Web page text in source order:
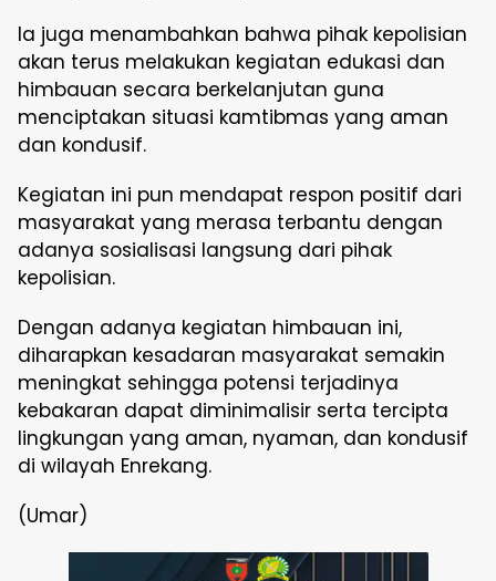
Ia juga menambahkan bahwa pihak kepolisian
akan terus melakukan kegiatan edukasi dan
himbauan secara berkelanjutan guna
menciptakan situasi kamtibmas yang aman
dan kondusif.
Kegiatan ini pun mendapat respon positif dari
masyarakat yang merasa terbantu dengan
adanya sosialisasi langsung dari pihak
kepolisian.
Dengan adanya kegiatan himbauan ini,
diharapkan kesadaran masyarakat semakin
meningkat sehingga potensi terjadinya
kebakaran dapat diminimalisir serta tercipta
lingkungan yang aman, nyaman, dan kondusif
di wilayah Enrekang.
(Umar)